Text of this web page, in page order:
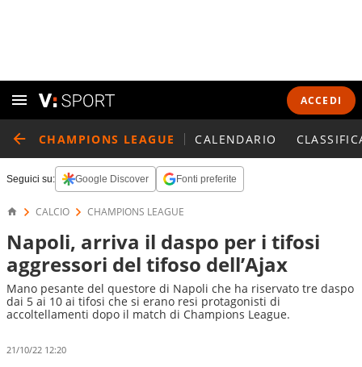
ACCEDI
CHAMPIONS LEAGUE CALENDARIO
Seguici su: Google Discover Fonti preferite
CALCIO CHAMPIONS LEAGUE
Napoli, arriva il daspo per i tifosi
aggressori del tifoso dell’Ajax
Mano pesante del questore di Napoli che ha riservato tre daspo
dai 5 ai 10 ai tifosi che si erano resi protagonisti di
accoltellamenti dopo il match di Champions League.
21/10/22 12:20